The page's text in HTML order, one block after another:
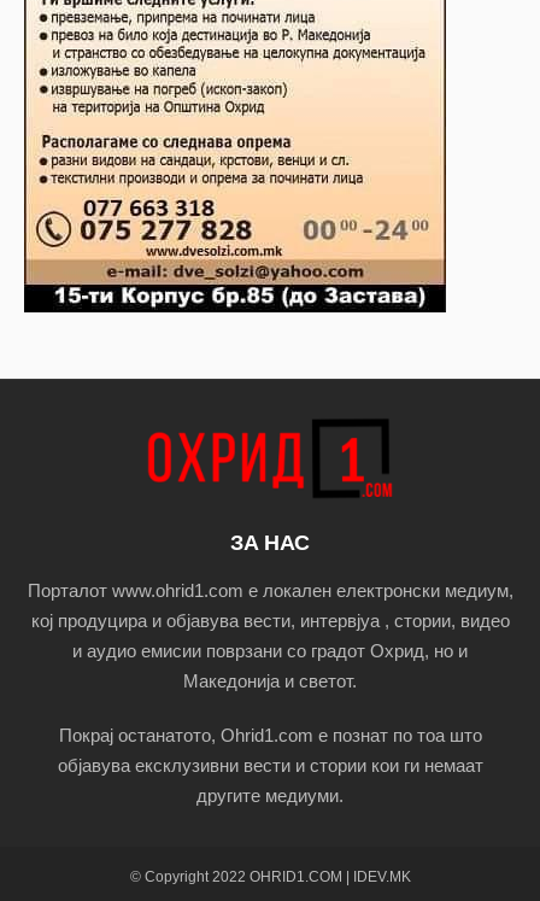
ЗА НАС
Порталот www.ohrid1.com е локален електронски медиум,
кој продуцира и објавува вести, интервјуа , стории, видео
и аудио емисии поврзани со градот Охрид, но и
Македонија и светот.
Покрај останатото, Ohrid1.com е познат по тоа што
објавува ексклузивни вести и стории кои ги немаат
другите медиуми.
© Copyright 2022 OHRID1.COM | IDEV.MK